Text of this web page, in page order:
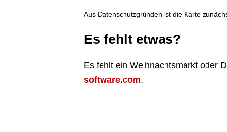
Aus Datenschutzgründen ist die Karte
Es fehlt etwas?
Es fehlt ein Weihnachtsmarkt oder
software.com.